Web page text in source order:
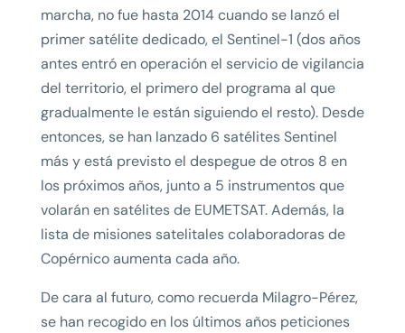
marcha, no fue hasta 2014 cuando se lanzó el
primer satélite dedicado, el Sentinel-1 (dos años
antes entró en operación el servicio de vigilancia
del territorio, el primero del programa al que
gradualmente le están siguiendo el resto). Desde
entonces, se han lanzado 6 satélites Sentinel
más y está previsto el despegue de otros 8 en
los próximos años, junto a 5 instrumentos que
volarán en satélites de EUMETSAT. Además, la
lista de misiones satelitales colaboradoras de
Copérnico aumenta cada año.
De cara al futuro, como recuerda Milagro-Pérez,
se han recogido en los últimos años peticiones